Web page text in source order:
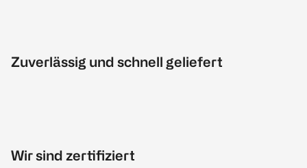
Zuverlässig und schnell geliefert
Wir sind zertifiziert